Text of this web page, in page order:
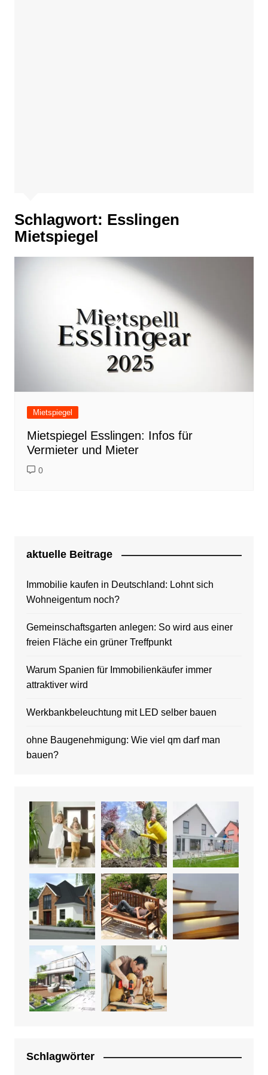
Schlagwort: Esslingen
Mietspiegel
Mietspiegel
Mietspiegel Esslingen: Infos für
Vermieter und Mieter
0
aktuelle Beitrage
Immobilie kaufen in Deutschland: Lohnt sich
Wohneigentum noch?
Gemeinschaftsgarten anlegen: So wird aus einer
freien Fläche ein grüner Treffpunkt
Warum Spanien für Immobilienkäufer immer
attraktiver wird
Werkbankbeleuchtung mit LED selber bauen
ohne Baugenehmigung: Wie viel qm darf man
bauen?
Schlagwörter